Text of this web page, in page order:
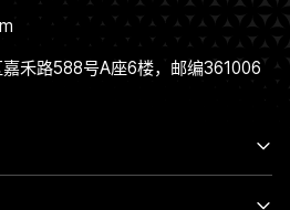
禾路588号A座6楼，邮编361006